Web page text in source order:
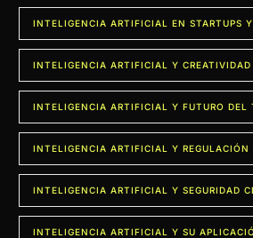
INTELIGENCIA ARTIFICIAL EN STARTUPS
INTELIGENCIA ARTIFICIAL Y CREATIVIDAD
INTELIGENCIA ARTIFICIAL Y FUTURO DEL
INTELIGENCIA ARTIFICIAL Y REGULACIÓN
INTELIGENCIA ARTIFICIAL Y SEGURIDAD
INTELIGENCIA ARTIFICIAL Y SU